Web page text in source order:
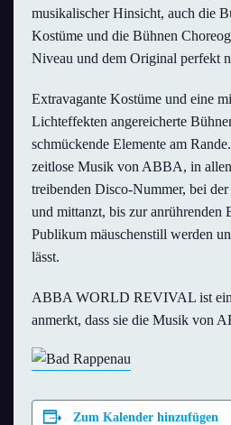
musikalischer Hinsicht, auch die
Kostüme und die Bühnen
Niveau und dem Original perfekt
Extravagante Kostüme und eine
Lichteffekten angereicherte
schmückende Elemente am
zeitlose Musik von ABBA, in
treibenden Disco-Nummer, bei
und mittanzt, bis zur anrührenden
Publikum mäuschenstill werden
lässt.
ABBA WORLD REVIVAL ist
anmerkt, dass sie die Musik von
Zum Kalender hinzufügen